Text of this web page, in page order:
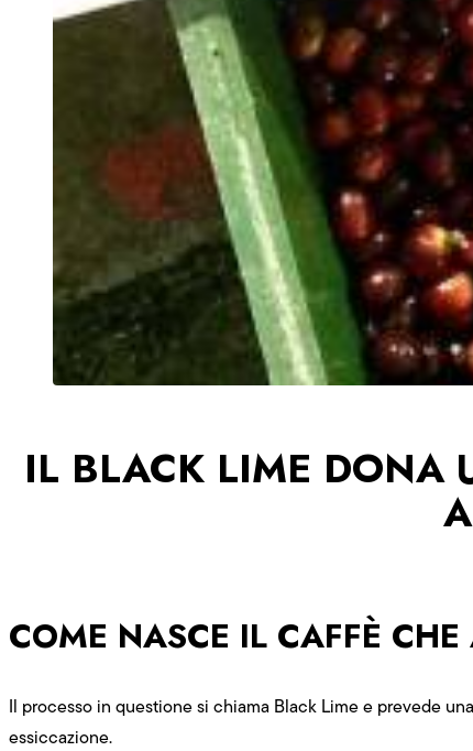
IL BLACK LIME DONA
COME NASCE IL CAFFÈ
Il processo in questione si chiama Black Lime e prevede
essiccazione.